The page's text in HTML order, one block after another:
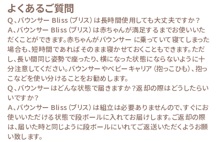
よくあるご質問
Ｑ、バウンサー Bliss（ブリス）は長時間使用しても大丈夫ですか？
Ａ、バウンサー Bliss（ブリス）は赤ちゃんが満足するまでお使いいた
だくことができます。赤ちゃんがバウンサー に乗っていて寝てしまった
場合も、短時間であればそのまま寝かせておくこともできます。ただ
し、長い間同じ姿勢で座ったり、横になった状態にならないように十
分注意してください。バウンサーやベビーキャリア（抱っこひも）、抱っ
こなどを使い分けることをお勧めします。
Ｑ、バウンサーはどんな状態で届きますか？返却の際はどうしたらい
いですか？
Ａ、バウンサー Bliss（ブリス）は組立は必要ありませんので、すぐにお
使いいただける状態で段ボールに入れてお届けします。ご返却の際
は、届いた時と同じように段ボールにいれてご返送いただくようお願
い致します。